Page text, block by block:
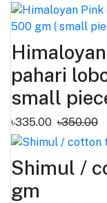
pahari
small
৳335.00 ৳350.00
Shimul /
gm